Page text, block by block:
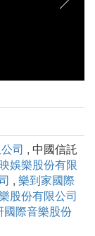
司 , 中國信託
娛樂股份有限
, 樂到家國際
股份有限公司
國際音樂股份